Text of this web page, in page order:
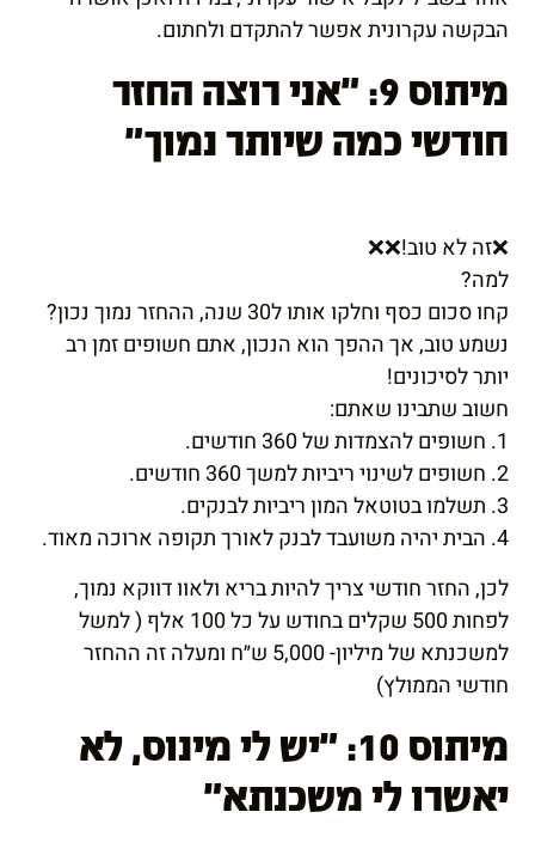
הבקשה עקרונית אפשר להתקדם ולחתום.
מיתוס 9: "אני רוצה החזר
חודשי כמה שיותר נמוך"
❌זה לא טוב!❌❌
למה?
קחו סכום כסף וחלקו אותו ל30 שנה, ההחזר נמוך נכון?
נשמע טוב, אך ההפך הוא הנכון, אתם חשופים זמן רב
יותר לסיכונים!
חשוב שתבינו שאתם:
1. חשופים להצמדות של 360 חודשים.
2. חשופים לשינוי ריביות למשך 360 חודשים.
3. תשלמו בטוטאל המון ריביות לבנקים.
4. הבית יהיה משועבד לבנק לאורך תקופה ארוכה מאוד.
לכן, החזר חודשי צריך להיות בריא ולאוו דווקא נמוך,
לפחות 500 שקלים בחודש על כל 100 אלף ( למשל
למשכנתא של מיליון- 5,000 ש״ח ומעלה זה ההחזר
חודשי הממולץ)
מיתוס 10: "יש לי מינוס, לא
יאשרו לי משכנתא"